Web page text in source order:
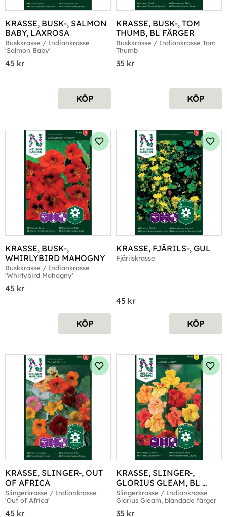
KRASSE, BUSK-, SALMON
BABY, LAXROSA
Buskkrasse / Indiankrasse
'Salmon Baby'
45 kr
KÖP
KRASSE, BUSK-, TOM
THUMB, BL FÄRGER
Buskkrasse / Indiankrasse Tom
Thumb
35 kr
KÖP
KRASSE, BUSK-,
WHIRLYBIRD MAHOGNY
Buskkrasse / Indiankrasse
'Whirlybird Mahogny'
45 kr
Lägg till i favoriter
KÖP
KRASSE, FJÄRILS-, GUL
Fjärilskrasse
45 kr
KÖP
KRASSE, SLINGER-, OUT
OF AFRICA
Slingerkrasse / Indiankrasse
'Out of Africa'
45 kr
Lägg till i favoriter
KRASSE, SLINGER-,
GLORIUS GLEAM, BL
FÄRGER
Slingerkrasse / Indiankrasse
Glorius Gleam, blandade färger
35 kr